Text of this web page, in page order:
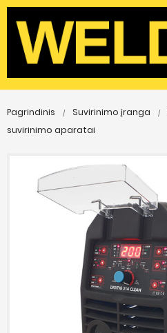
Pagrindinis Suvirinimo įranga
suvirinimo aparatai